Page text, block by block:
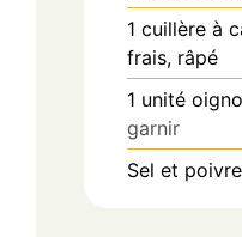
1 cuillère à
frais, râpé
1 unité
garnir
Sel et